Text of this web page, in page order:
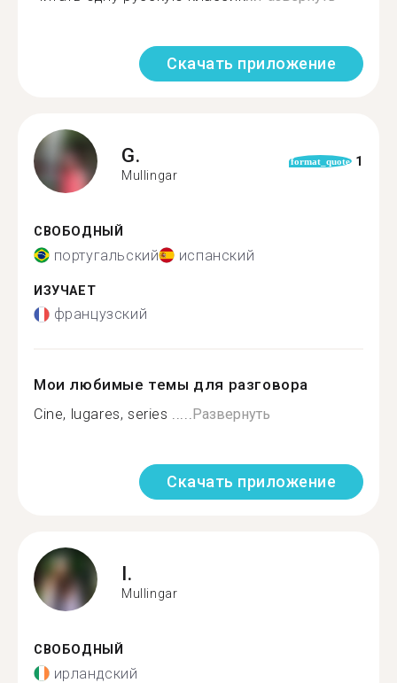
Скачать приложение
G.
Mullingar
format_quote 1
СВОБОДНЫЙ
португальский испанский
ИЗУЧАЕТ
французский
Мои любимые темы для разговора
Cine, lugares, series .....Развернуть
Скачать приложение
I.
Mullingar
СВОБОДНЫЙ
ирландский